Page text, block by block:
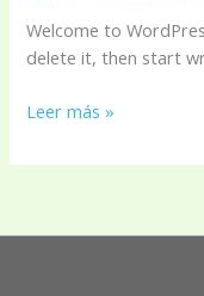
Welcome to
delete it, then start
Leer más »